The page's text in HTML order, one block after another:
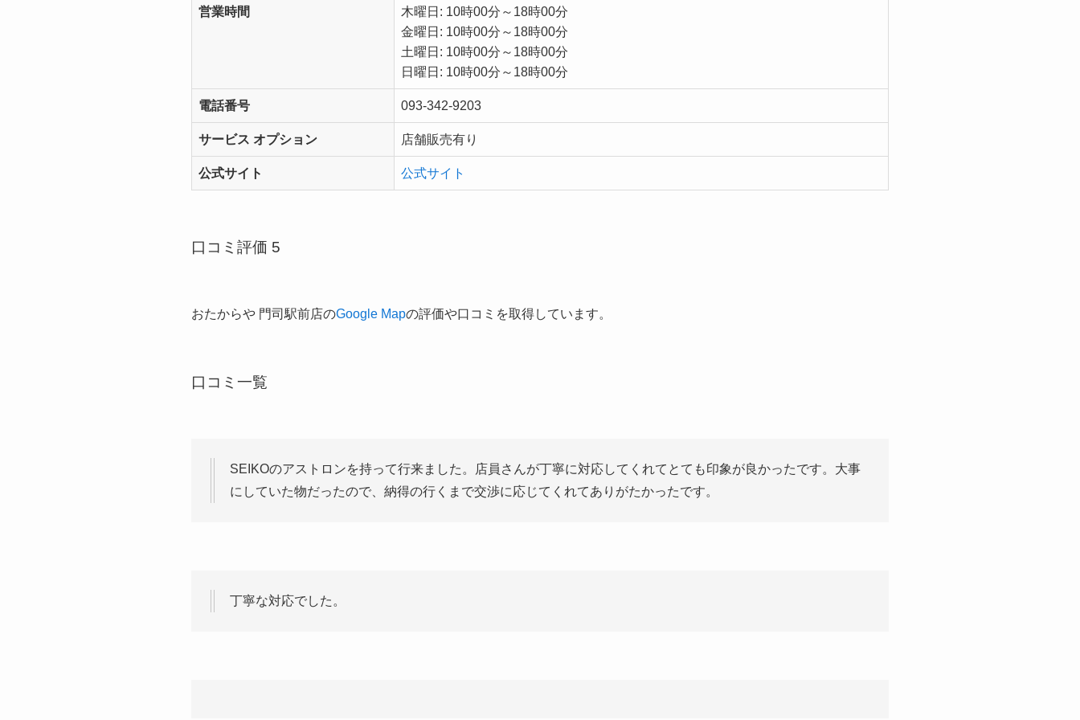
営業時間
木曜日: 10時00分～18時00分
金曜日: 10時00分～18時00分
土曜日: 10時00分～18時00分
日曜日: 10時00分～18時00分
電話番号 093-342-9203
サービス オプション 店舗販売有り
公式サイト 公式サイト
口コミ評価 5
おたからや 門司駅前店のGoogle Mapの評価や口コミを取得しています。
口コミ一覧
SEIKOのアストロンを持って行来ました。店員さんが丁寧に対応してくれてとても印象が良かったです。大事
にしていた物だったので、納得の行くまで交渉に応じてくれてありがたかったです。
丁寧な対応でした。